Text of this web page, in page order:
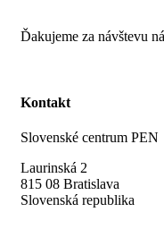
Ďakujeme za návštevu
Kontakt
Slovenské centrum PEN
Laurinská 2
815 08 Bratislava
Slovenská republika